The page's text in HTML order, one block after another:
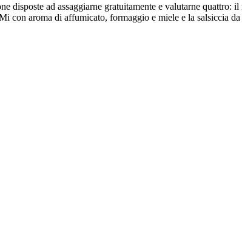
ad assaggiarne gratuitamente e valutarne quattro:
con aroma di affumicato, formaggio e miele e la salsiccia